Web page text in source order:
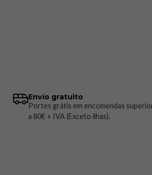
Envío gratuito
Portes grátis em encomendas
a 80€ + IVA (Exceto ilhas).